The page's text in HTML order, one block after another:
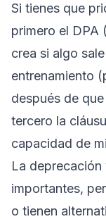
Si tienes que
primero el DPA
crea si algo
entrenamiento
después de
tercero la
capacidad de
La
importantes,
o tienen